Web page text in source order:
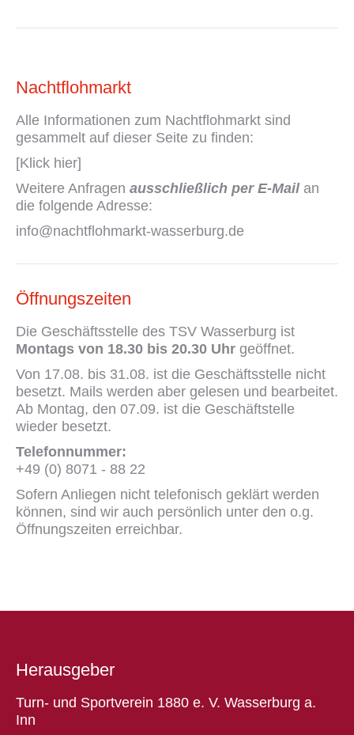
Nachtflohmarkt
Alle Informationen zum Nachtflohmarkt sind
gesammelt auf dieser Seite zu finden:
[Klick hier]
Weitere Anfragen ausschließlich per E-Mailan
die folgende Adresse:
info@nachtflohmarkt-wasserburg.de
Öffnungszeiten
Die Geschäftsstelle des TSV Wasserburg ist
Montags von 18.30 bis 20.30 Uhr geöffnet.
Von 17.08. bis 31.08. ist die Geschäftsstelle nicht
besetzt. Mails werden aber gelesen und bearbeitet.
Ab Montag, den 07.09. ist die Geschäftstelle
wieder besetzt.
Telefonnummer:
+49 (0) 8071 - 88 22
Sofern Anliegen nicht telefonisch geklärt werden
können, sind wir auch persönlich unter den o.g.
Öffnungszeiten erreichbar.
Herausgeber
Turn- und Sportverein 1880 e. V. Wasserburg a.
Inn